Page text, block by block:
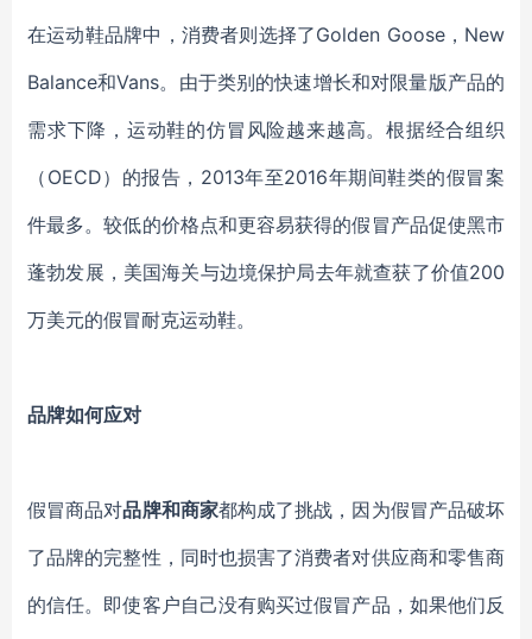
在运动鞋品牌中，消费者则选择了Golden Goose，New
Balance和Vans。由于类别的快速增长和对限量版产品的
需求下降，运动鞋的仿冒风险越来越高。根据经合组织
（OECD）的报告，2013年至2016年期间鞋类的假冒案
件最多。较低的价格点和更容易获得的假冒产品促使黑市
蓬勃发展，美国海关与边境保护局去年就查获了价值200
万美元的假冒耐克运动鞋。
品牌如何应对
假冒商品对品牌和商家都构成了挑战，因为假冒产品破坏
了品牌的完整性， 同时也损害了消费者对供应商和零售商
的信任。即使客户自己没有购买过假冒产品，如果他们反